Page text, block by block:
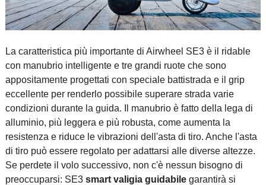
La caratteristica più importante di Airwheel SE3 è il ridable
con manubrio intelligente e tre grandi ruote che sono
appositamente progettati con speciale battistrada e il grip
eccellente per renderlo possibile superare strada varie
condizioni durante la guida. Il manubrio è fatto della lega di
alluminio, più leggera e più robusta, come aumenta la
resistenza e riduce le vibrazioni dell'asta di tiro. Anche l'asta
di tiro può essere regolato per adattarsi alle diverse altezze.
Se perdete il volo successivo, non c'è nessun bisogno di
preoccuparsi: SE3 smart valigia guidabilegarantirà si